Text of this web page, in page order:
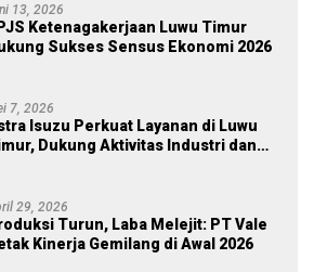
13, 2026
Ketenagakerjaan Luwu Timur
Sukses Sensus Ekonomi 2026
7, 2026
Isuzu Perkuat Layanan di Luwu
Dukung Aktivitas Industri dan
29, 2026
Turun, Laba Melejit: PT Vale
Kinerja Gemilang di Awal 2026